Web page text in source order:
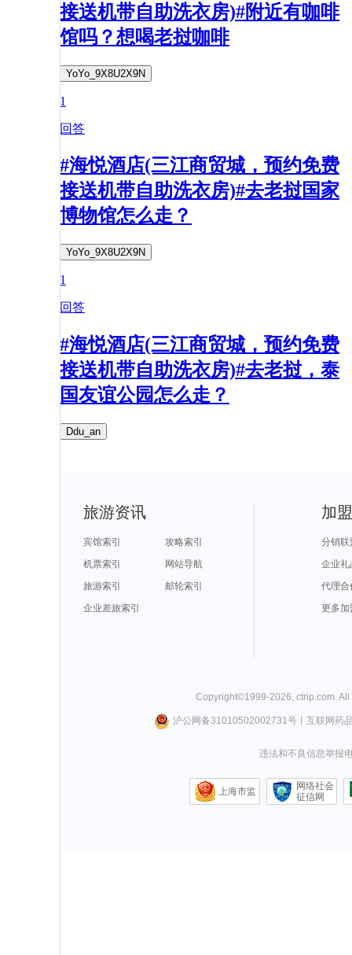
接送机带自助洗衣房)#附近有咖啡
馆吗？想喝老挝咖啡
YoYo_9X8U2X9N
1
回答
#海悦酒店(三江商贸城，预约免费
接送机带自助洗衣房)#去老挝国家
博物馆怎么走？
YoYo_9X8U2X9N
1
回答
#海悦酒店(三江商贸城，预约免费
接送机带自助洗衣房)#去老挝，泰
国友谊公园怎么走？
Ddu_an
旅游资讯
宾馆索引
攻略索引
机票索引
网站导航
旅游索引
邮轮索引
企业差旅索引
加
分销联
企业礼
代理合
更多加
Copyright©1999-2026, ctrip.com.
沪公网备31010502002731号丨 互联网药
违法和不良信息举报
上海市监
网络社会
征信网